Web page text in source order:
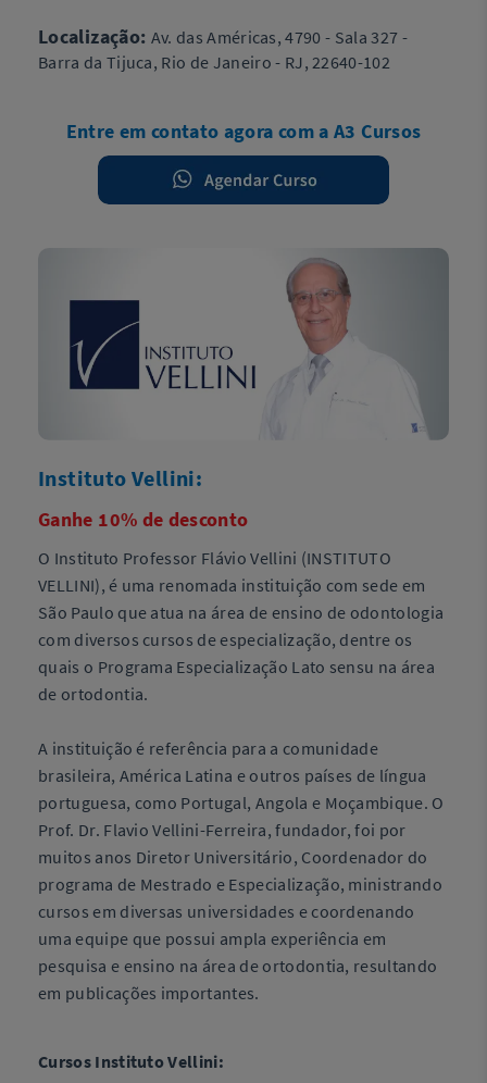
Localização: Av. das Américas, 4790 - Sala 327 -
Barra da Tijuca, Rio de Janeiro - RJ, 22640-102
Entre em contato agora com a A3 Cursos
Instituto Vellini:
Ganhe 10% de desconto
O Instituto Professor Flávio Vellini (INSTITUTO
VELLINI), é uma renomada instituição com sede em
São Paulo que atua na área de ensino de odontologia
com diversos cursos de especialização, dentre os
quais o Programa Especialização Lato sensu na área
de ortodontia.
A instituição é referência para a comunidade
brasileira, América Latina e outros países de língua
portuguesa, como Portugal, Angola e Moçambique. O
Prof. Dr. Flavio Vellini-Ferreira, fundador, foi por
muitos anos Diretor Universitário, Coordenador do
programa de Mestrado e Especialização, ministrando
cursos em diversas universidades e coordenando
uma equipe que possui ampla experiência em
pesquisa e ensino na área de ortodontia, resultando
em publicações importantes.
Cursos Instituto Vellini: